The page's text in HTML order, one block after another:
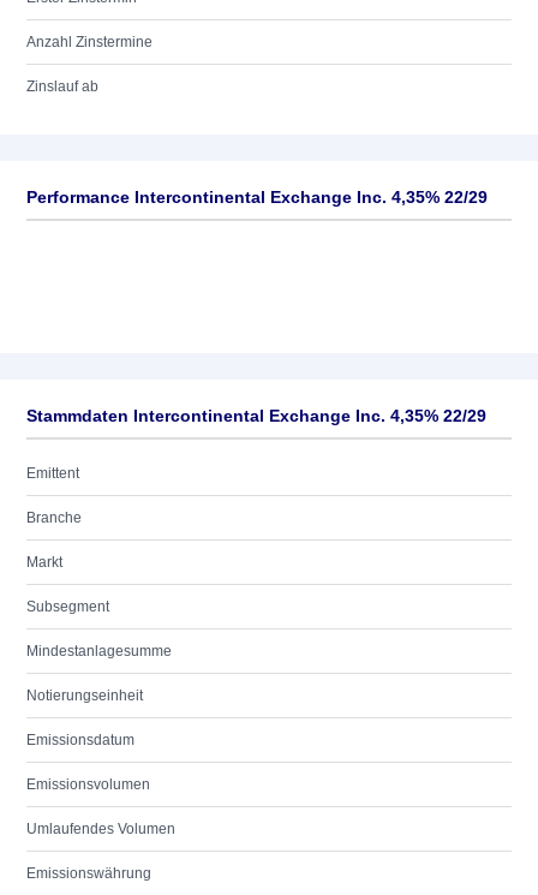
Anzahl Zinstermine
Zinslauf ab
Performance Intercontinental Exchange Inc. 4,35% 22/29
Stammdaten Intercontinental Exchange Inc. 4,35% 22/29
Emittent
Branche
Markt
Subsegment
Mindestanlagesumme
Notierungseinheit
Emissionsdatum
Emissionsvolumen
Umlaufendes Volumen
Emissionswährung